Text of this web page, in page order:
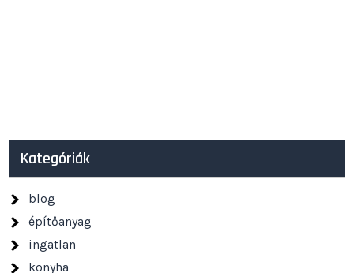
Kategóriák
blog
építőanyag
ingatlan
konyha